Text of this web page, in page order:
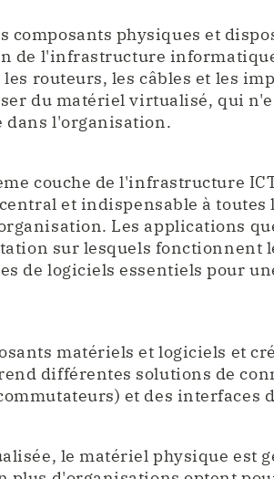
composants physiques et
de l'infrastructure
routeurs, les câbles et les
du matériel virtualisé, qui
dans l'organisation.
couche de l'infrastructure
et indispensable à toutes
Les applications
sur lesquels fonctionnent
de logiciels essentiels pour
matériels et logiciels et
différentes solutions de
et des interfaces
le matériel physique est